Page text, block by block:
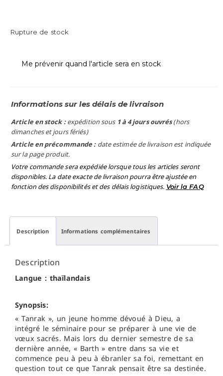
Rupture de stock
Me prévenir quand l'article sera en stock
Informations sur les délais de livraison
Article en stock :expédition sous 1 à 4 jours ouvrés(hors
dimanches et jours fériés)
Article en précommande : date estimée de livraison est indiquée
sur la page produit.
Votre commande sera expédiée lorsque tous les articles seront
disponibles. La date exacte de livraison pourra être ajustée en
fonction des disponibilités et des délais logistiques. Voir la FAQ
Description Informations complémentaires
Description
Langue : thaïlandais
Synopsis:
« Tanrak », un jeune homme dévoué à Dieu, a
intégré le séminaire pour se préparer à une vie de
vœux sacrés. Mais lors du dernier semestre de sa
dernière année, « Barth » entre dans sa vie et
commence peu à peu à ébranler sa foi, remettant en
question tout ce que Tanrak pensait être sa destinée.